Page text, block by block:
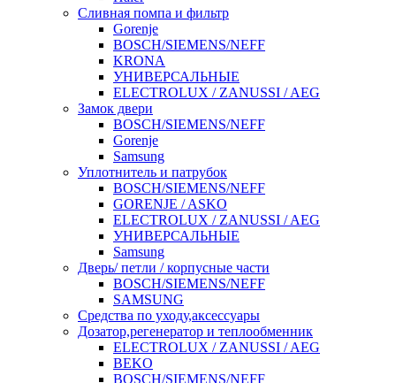
Сливная помпа и фильтр
Gorenje
BOSCH/SIEMENS/NEFF
KRONA
УНИВЕРСАЛЬНЫЕ
ELECTROLUX / ZANUSSI / AEG
Замок двери
BOSCH/SIEMENS/NEFF
Gorenje
Samsung
Уплотнитель и патрубок
BOSCH/SIEMENS/NEFF
GORENJE / ASKO
ELECTROLUX / ZANUSSI / AEG
УНИВЕРСАЛЬНЫЕ
Samsung
Дверь/ петли / корпусные части
BOSCH/SIEMENS/NEFF
SAMSUNG
Средства по уходу,аксессуары
Дозатор,регенератор и теплообменник
ELECTROLUX / ZANUSSI / AEG
BEKO
BOSCH/SIEMENS/NEFF